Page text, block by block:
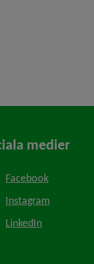
medier
Facebook
Instagram
LinkedIn